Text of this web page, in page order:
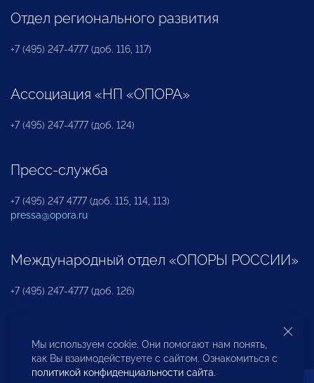
Отдел регионального развития
+7 (495) 247-4777 (доб. 116, 117)
Ассоциация «НП «ОПОРА»
+7 (495) 247-4777 (доб. 124)
Пресс-служба
+7 (495) 247 4777 (доб. 115, 114, 113)
pressa@opora.ru
Международный отдел «ОПОРЫ РОССИИ»
+7 (495) 247-4777 (доб. 126)
Бюро по защите прав предпринимателей и
инвесторов
Мы используем cookie. Они помогают нам понять,
как Вы взаимодействуете с сайтом. Ознакомиться с
политикой конфиденциальности сайта.